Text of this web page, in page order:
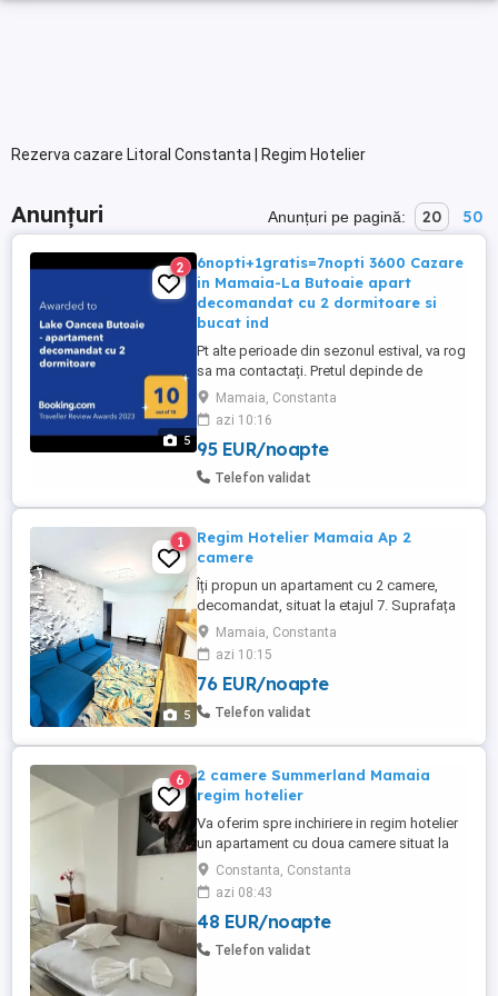
Rezerva cazare Litoral Constanta | Regim Hotelier
Anunțuri Anunțuri pe pagină: 20 50
5
2
6nopti+1gratis=7nopti 3600 Cazare
in Mamaia-La Butoaie apart
decomandat cu 2 dormitoare si
bucat ind
Pt alte perioade din sezonul estival, va rog
sa ma contactați. Pretul depinde de
perioada pe care o doriti si de nr de nopți.
Preturile sunt pentru ocuparea
apartamentului de catre max 4 persoane.
Pentru 5 persoane se mai adauga 50 de lei
pe noapte. Capacitatea maximă de cazare
Mamaia, Constanta
azi 10:16
95 EUR/noapte
Telefon validat
5
1
Regim Hotelier Mamaia Ap 2
camere
Îți propun un apartament cu 2 camere,
decomandat, situat la etajul 7. Suprafața
utilă este de 65 mp, iar finisajele sunt de
calitate superioară. Livingul și dormitorul
beneficiază de multă lumină naturală,
având pardoseli din laminat și lemn.
Bucătăria este dotată cu pardoseală din
Mamaia, Constanta
azi 10:15
76 EUR/noapte
Telefon validat
6
2 camere Summerland Mamaia
regim hotelier
Va oferim spre inchiriere in regim hotelier
un apartament cu doua camere situat la
Summerland Residence - Mamaia
Apartamentul are o suprafata de 65 mp si
este compus din living cu canapea
extensibilă și dormitor cu pat matrimonial,
avand balcon propriu dotat cu mobilier de
Constanta, Constanta
azi 08:43
48 EUR/noapte
Telefon validat